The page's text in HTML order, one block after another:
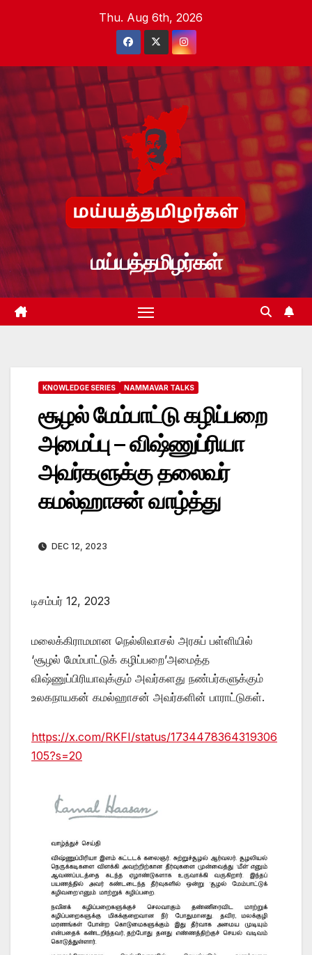
Thu. Aug 6th, 2026
மய்யத்தமிழர்கள்
KNOWLEDGE SERIES NAMMAVAR TALKS
சூழல் மேம்பாட்டு கழிப்பறை
அமைப்பு – விஷ்ணுப்ரியா
அவர்களுக்கு தலைவர்
கமல்ஹாசன் வாழ்த்து
DEC 12, 2023
டிசம்பர் 12, 2023
மலைக்கிராமமான நெல்லிவாசல் அரசுப் பள்ளியில்
‘சூழல் மேம்பாட்டுக் கழிப்பறை’அமைத்த
விஷ்ணுப்பிரியாவுக்கும் அவர்களது நண்பர்களுக்கும்
உலகநாயகன் கமல்ஹாசன் அவர்களின் பாராட்டுகள்.
https://x.com/RKFI/status/1734478364319306
105?s=20